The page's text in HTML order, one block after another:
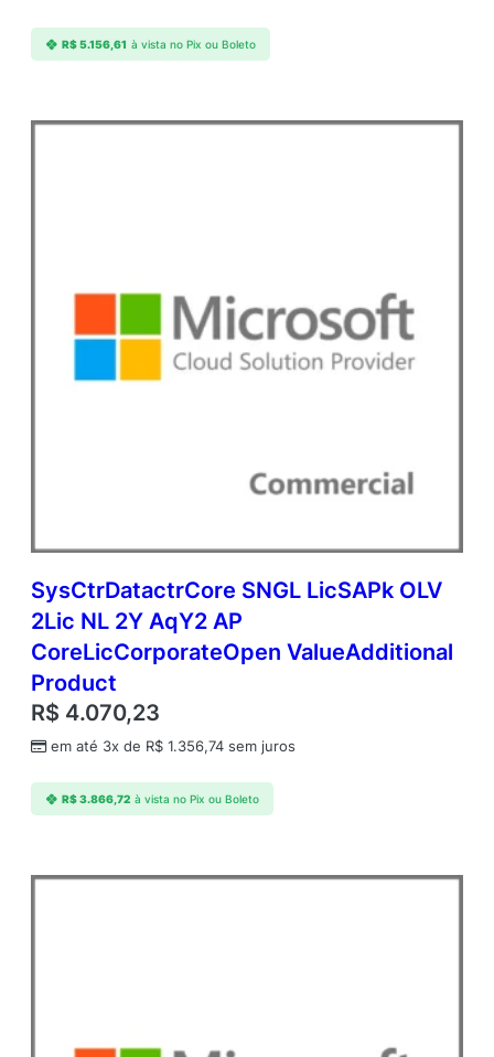
q
n
R$5.156,61 à vista no Pix ou Boleto
SysCtrDatactrCore SNGL LicSAPk OLV
2Lic NL 2Y AqY2 AP
CoreLicCorporateOpen ValueAdditional
Product
R$ 4.070,23
em até 3x de R$ 1.356,74 sem juros
R$3.866,72 à vista no Pix ou Boleto